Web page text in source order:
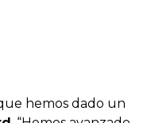
hemos dado un